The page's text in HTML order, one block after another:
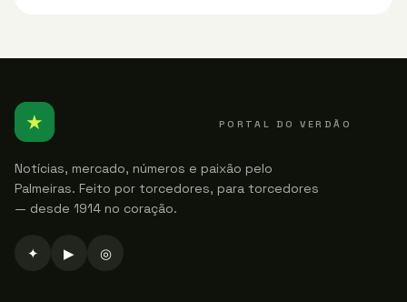
★ PORTAL DO VERDÃO
Notícias, mercado, números e paixão pelo
Palmeiras. Feito por torcedores, para torcedores
— desde 1914 no coração.
✦ ▶ ◎